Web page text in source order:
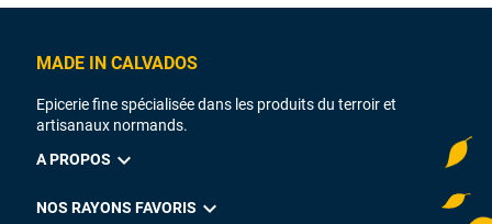
MADE IN CALVADOS
Epicerie fine spécialisée dans les produits du terroir et
artisanaux normands.
A PROPOS expand_more
NOS RAYONS FAVORIS expand_more